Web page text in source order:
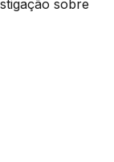
sobre